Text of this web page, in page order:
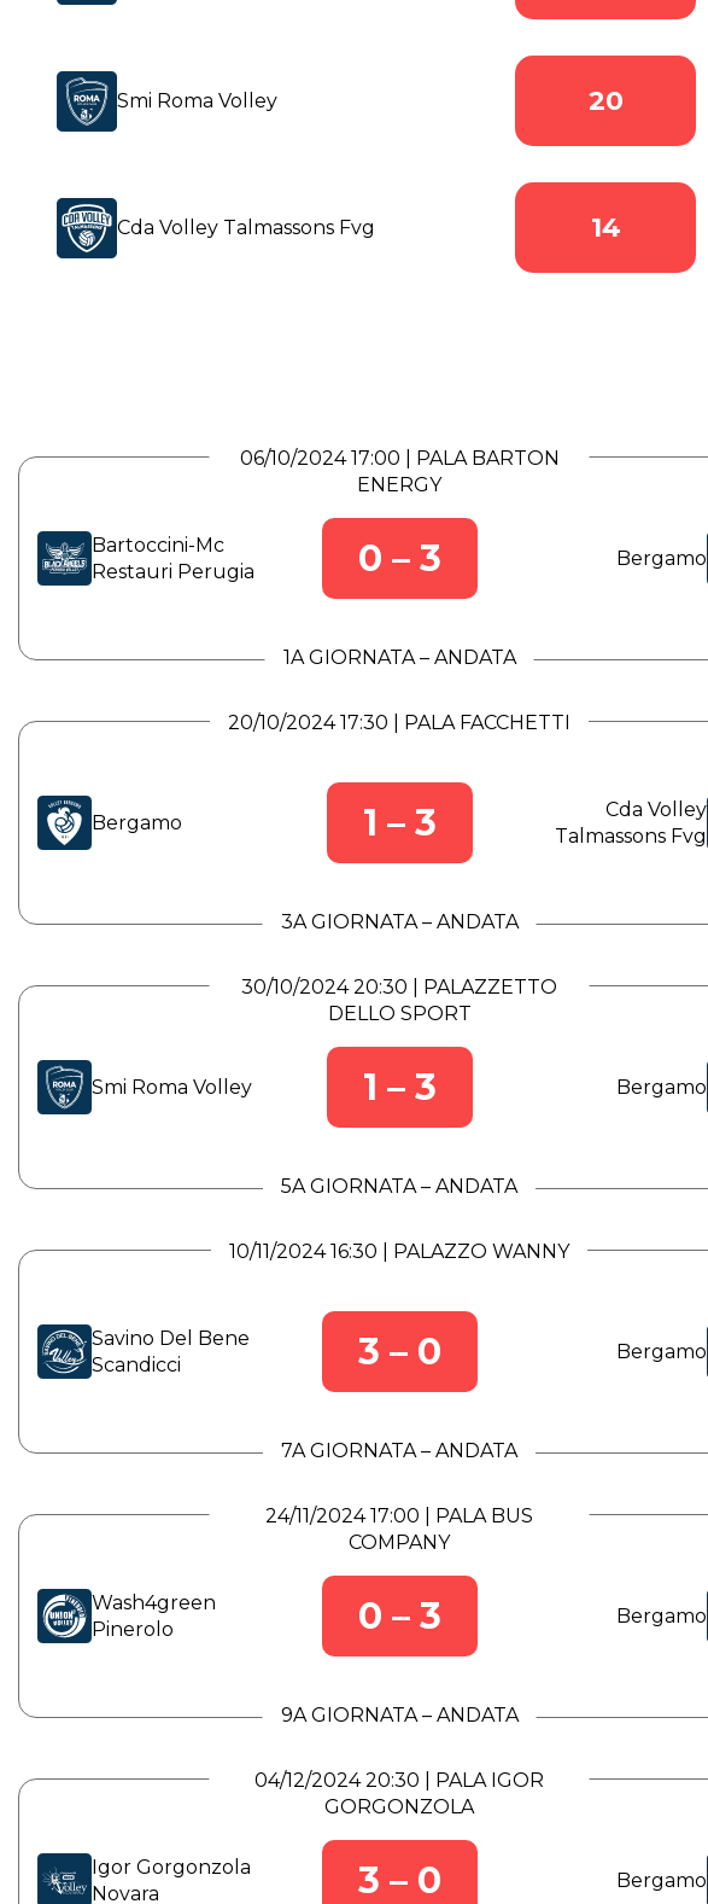
Smi Roma Volley 20
Cda Volley Talmassons Fvg 14
V
SET V
QS Quoziente Set
Quoziente Punti
06/10/2024 17:00 | PALA BARTON
ENERGY
Bartoccini-Mc
Restauri Perugia
0 – 3 Bergamo
1A GIORNATA – ANDATA
20/10/2024 17:30 | PALA FACCHETTI
Bergamo 1 – 3
Cda Volley
Talmassons Fvg
3A GIORNATA – ANDATA
30/10/2024 20:30 | PALAZZETTO
DELLO SPORT
Smi Roma Volley 1 – 3 Bergamo
5A GIORNATA – ANDATA
10/11/2024 16:30 | PALAZZO WANNY
Savino Del Bene
Scandicci
3 – 0 Bergamo
7A GIORNATA – ANDATA
24/11/2024 17:00 | PALA BUS
COMPANY
Wash4green
Pinerolo
0 – 3 Bergamo
9A GIORNATA – ANDATA
04/12/2024 20:30 | PALA IGOR
GORGONZOLA
Igor Gorgonzola
Novara
3 – 0 Bergamo